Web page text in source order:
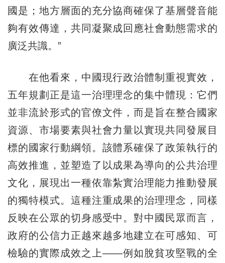
國是；地方層面的充分協商確保了基層聲音能
夠有效傳達，共同凝聚成回應社會動態需求的
廣泛共識。”
在他看來，中國現行政治體制重視實效，
五年規劃正是這一治理理念的集中體現：它們
並非流於形式的官僚文件，而是旨在整合國家
資源、市場要素與社會力量以實現共同發展目
標的國家行動綱領。該體系確保了政策執行的
高效推進，並塑造了以成果為導向的公共治理
文化，展現出一種依靠紮實治理能力推動發展
的獨特模式。這種注重成果的治理理念，同樣
反映在公眾的切身感受中。對中國民眾而言，
政府的公信力正越來越多地建立在可感知、可
檢驗的實際成效之上——例如脫貧攻堅戰的全